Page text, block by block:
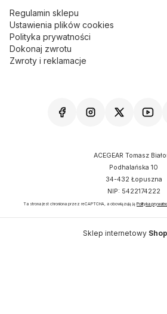
Regulamin sklepu
Ustawienia plików cookies
Polityka prywatności
Dokonaj zwrotu
Zwroty i reklamacje
ACEGEAR Tomasz
Podhalańska 10
34-432 Łopuszna
NIP: 5422174222
Ta strona jest chroniona przez reCAPTCHA, a obowiązują ją Polityka
Sklep internetowy